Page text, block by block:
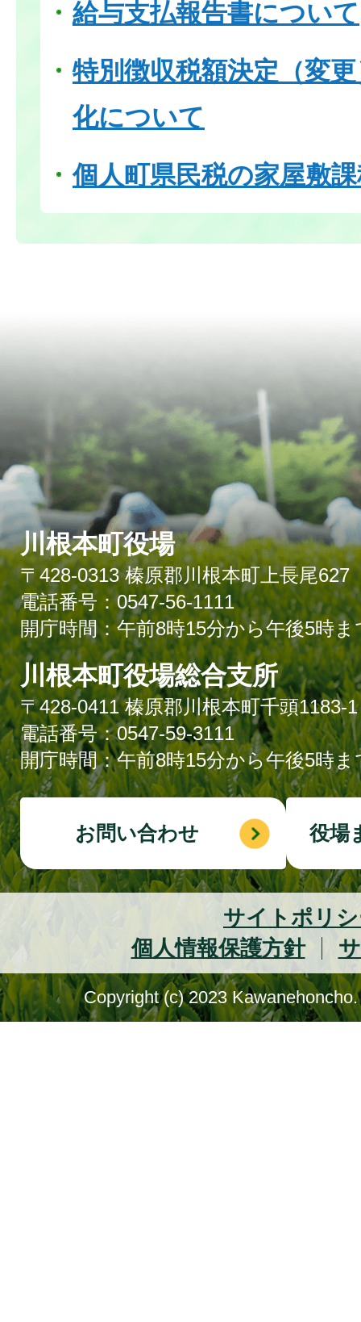
給与支払報告書について
特別徴収税額決定（変
化について
個人町県民税の家屋敷
川根本町役場
〒428-0313 榛原郡川根本町上長尾627
電話番号：0547-56-1111
開庁時間：午前8時15分から午後5時ま
川根本町役場総合支所
〒428-0411 榛原郡川根本町千頭1183-1
電話番号：0547-59-3111
開庁時間：午前8時15分から午後5時ま
お問い合わせ 役場
サイトポリ
個人情報保護方針
Copyright (c) 2023